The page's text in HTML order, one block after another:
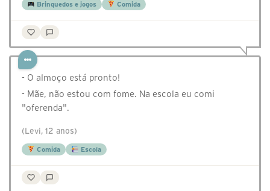
Brinquedos e jogos Comida
- O almoço está pronto!
- Mãe, não estou com fome. Na escola eu comi
"oferenda".
(Levi, 12 anos)
Comida Escola